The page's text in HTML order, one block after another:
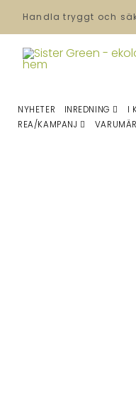
Handla tryggt och
NYHETER INREDNING I
REA/KAMPANJ